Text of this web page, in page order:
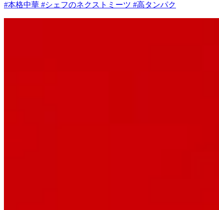
#本格中華 #シェフのネクストミーツ #高タンパク